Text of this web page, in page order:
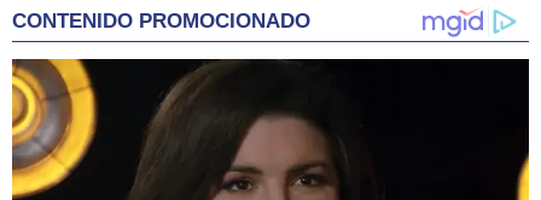
CONTENIDO PROMOCIONADO